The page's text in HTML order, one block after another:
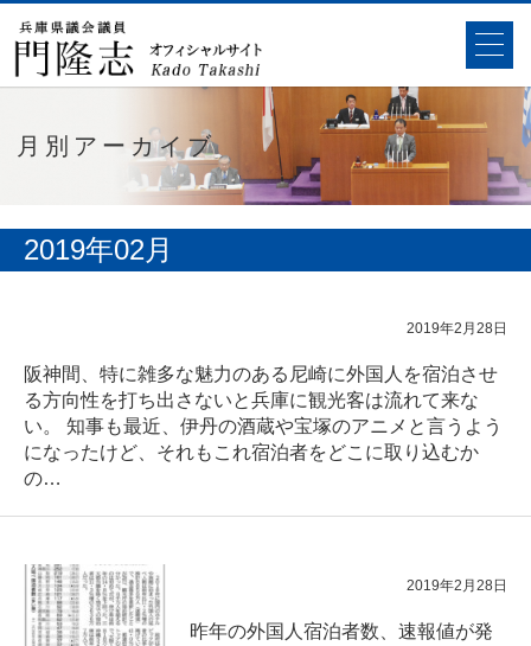
月別アーカイブ
2019年02月
2019年2月28日
阪神間、特に雑多な魅力のある尼崎に外国人を宿泊させ
る方向性を打ち出さないと兵庫に観光客は流れて来な
い。 知事も最近、伊丹の酒蔵や宝塚のアニメと言うよう
になったけど、それもこれ宿泊者をどこに取り込むか
の…
2019年2月28日
昨年の外国人宿泊者数、速報値が発